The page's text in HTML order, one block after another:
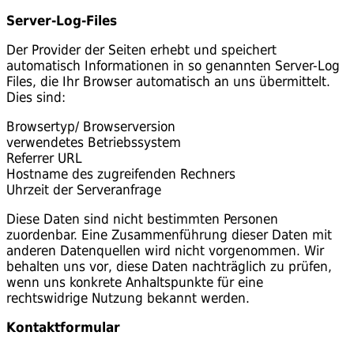
Server-Log-Files
Der Provider der Seiten erhebt und speichert
automatisch Informationen in so genannten Server-Log
Files, die Ihr Browser automatisch an uns übermittelt.
Dies sind:
Browsertyp/ Browserversion
verwendetes Betriebssystem
Referrer URL
Hostname des zugreifenden Rechners
Uhrzeit der Serveranfrage
Diese Daten sind nicht bestimmten Personen
zuordenbar. Eine Zusammenführung dieser Daten mit
anderen Datenquellen wird nicht vorgenommen. Wir
behalten uns vor, diese Daten nachträglich zu prüfen,
wenn uns konkrete Anhaltspunkte für eine
rechtswidrige Nutzung bekannt werden.
Kontaktformular